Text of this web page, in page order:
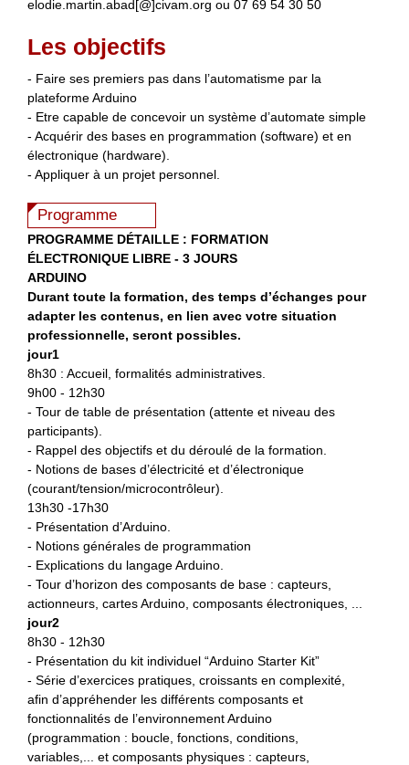
elodie.martin.abad[@]civam.org ou 07 69 54 30 50
Les objectifs
- Faire ses premiers pas dans l’automatisme par la
plateforme Arduino
- Etre capable de concevoir un système d’automate simple
- Acquérir des bases en programmation (software) et en
électronique (hardware).
- Appliquer à un projet personnel.
Programme
PROGRAMME DÉTAILLE : FORMATION
ÉLECTRONIQUE LIBRE - 3 JOURS
ARDUINO
Durant toute la formation, des temps d’échanges pour
adapter les contenus, en lien avec votre situation
professionnelle, seront possibles.
jour1
8h30 : Accueil, formalités administratives.
9h00 - 12h30
- Tour de table de présentation (attente et niveau des
participants).
- Rappel des objectifs et du déroulé de la formation.
- Notions de bases d’électricité et d’électronique
(courant/tension/microcontrôleur).
13h30 -17h30
- Présentation d’Arduino.
- Notions générales de programmation
- Explications du langage Arduino.
- Tour d’horizon des composants de base : capteurs,
actionneurs, cartes Arduino, composants électroniques, ...
jour2
8h30 - 12h30
- Présentation du kit individuel “Arduino Starter Kit”
- Série d’exercices pratiques, croissants en complexité,
afin d’appréhender les différents composants et
fonctionnalités de l’environnement Arduino
(programmation : boucle, fonctions, conditions,
variables,... et composants physiques : capteurs,